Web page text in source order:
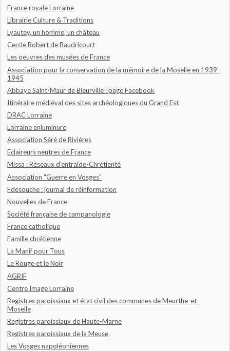
France royale Lorraine
Librairie Culture & Traditions
Lyautey, un homme, un château
Cercle Robert de Baudricourt
Les oeuvres des musées de France
Association pour la conservation de la mémoire de la Moselle en 1939-
1945
Abbaye Saint-Maur de Bleurville : page Facebook
Itinéraire médiéval des sites archéologiques du Grand Est
DRAC Lorraine
Lorraine enluminure
Association Séré de Rivières
Eclaireurs neutres de France
Missa : Réseaux d'entraide-Chrétienté
Association "Guerre en Vosges"
Fdesouche : journal de réinformation
Nouvelles de France
Société française de campanologie
France catholique
Famille chrétienne
La Manif pour Tous
Le Rouge et le Noir
AGRIF
Centre Image Lorraine
Registres paroissiaux et état civil des communes de Meurthe-et-
Moselle
Registres paroissiaux de Haute-Marne
Registres paroissiaux de la Meuse
Les Vosges napoléoniennes